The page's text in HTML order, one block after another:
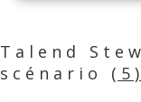
Talend
scénario (5)